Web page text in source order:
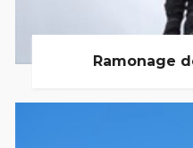
Ramonage